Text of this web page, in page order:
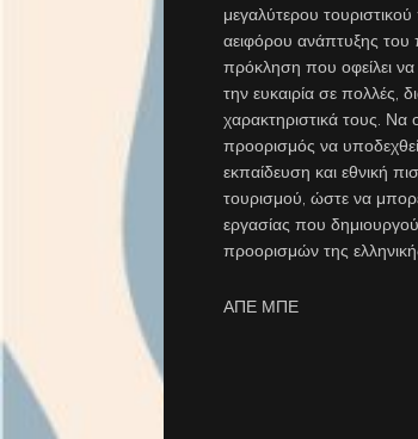
μεγαλύτερου
αειφόρου ανάπτυξης
πρόκληση που οφείλει να
την ευκαιρία σε πολλές,
χαρακτηριστικά τους. Να
προορισμός να
εκπαίδευση και εθνική
τουρισμού, ώστε να
εργασίας που
προορισμών της
ΑΠΕ ΜΠΕ